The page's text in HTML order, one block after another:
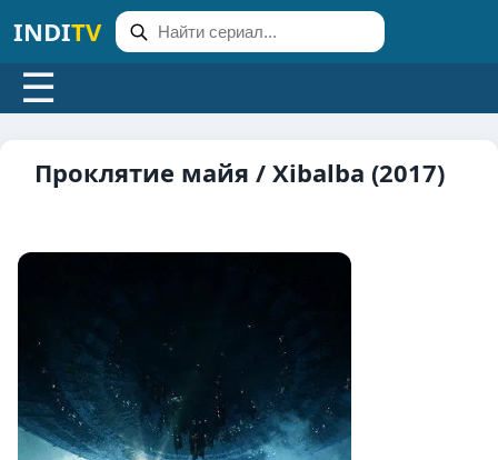
INDITV
☰
Проклятие майя / Xibalba (2017)